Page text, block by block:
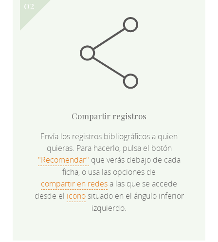
Compartir registros
Envía los registros bibliográficos a quien
quieras. Para hacerlo, pulsa el botón
"Recomendar" que verás debajo de cada
ficha, o usa las opciones de
compartir en redesa las que se accede
desde el iconosituado en el ángulo inferior
izquierdo.